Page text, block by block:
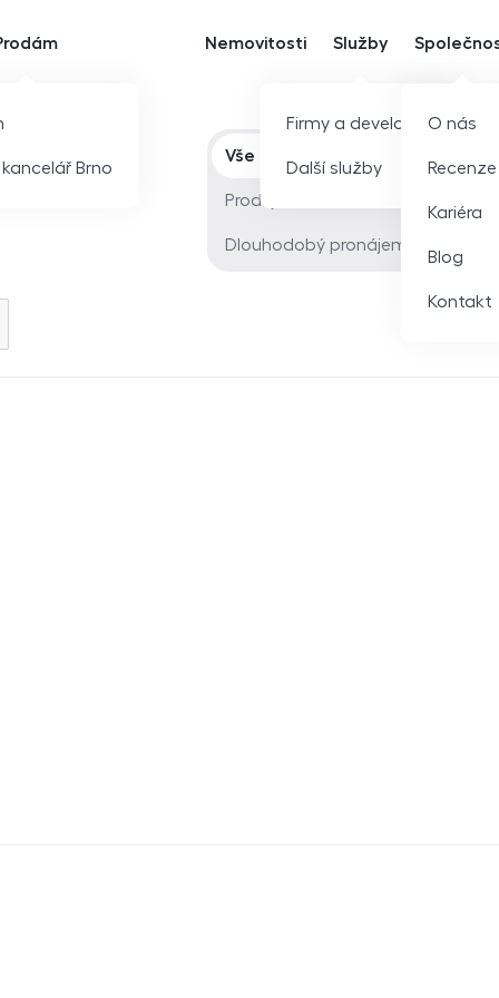
Brno
Nemovitosti Služby
Firmy a developeři
Další služby
O nás
Recenze
Kariéra
Blog
Kontakt
Typ nabídky
Vše
Prodej
Dlouhodobý pronájem